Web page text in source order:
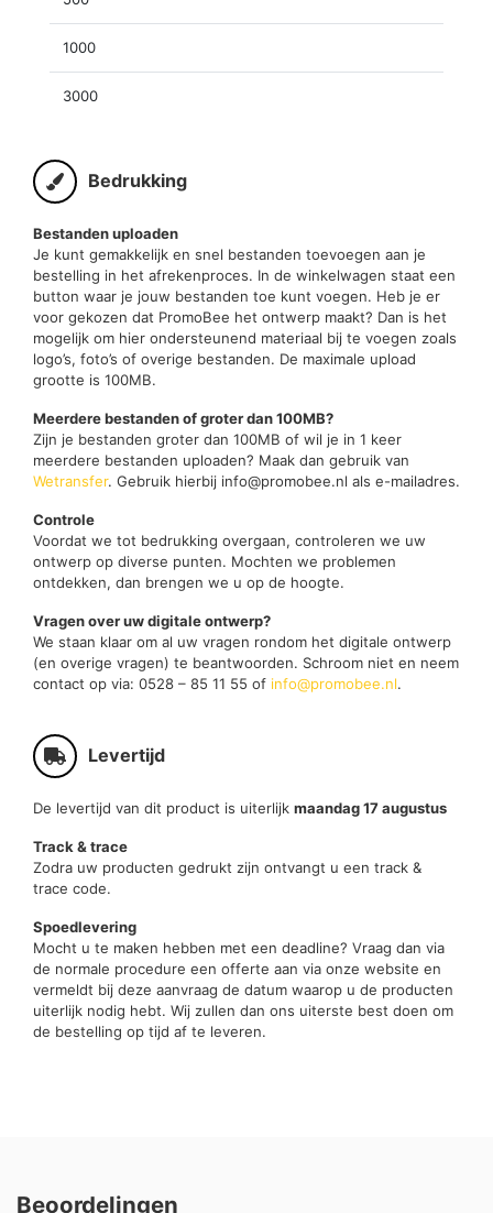
1000
3000
Bedrukking
Bestanden uploaden
Je kunt gemakkelijk en snel bestanden toevoegen aan je
bestelling in het afrekenproces. In de winkelwagen staat een
button waar je jouw bestanden toe kunt voegen. Heb je er
voor gekozen dat PromoBee het ontwerp maakt? Dan is het
mogelijk om hier ondersteunend materiaal bij te voegen zoals
logo’s, foto’s of overige bestanden. De maximale upload
grootte is 100MB.
Meerdere bestanden of groter dan 100MB?
Zijn je bestanden groter dan 100MB of wil je in 1 keer
meerdere bestanden uploaden? Maak dan gebruik van
Wetransfer. Gebruik hierbij info@promobee.nl als e-mailadres.
Controle
Voordat we tot bedrukking overgaan, controleren we uw
ontwerp op diverse punten. Mochten we problemen
ontdekken, dan brengen we u op de hoogte.
Vragen over uw digitale ontwerp?
We staan klaar om al uw vragen rondom het digitale ontwerp
(en overige vragen) te beantwoorden. Schroom niet en neem
contact op via: 0528 – 85 11 55 of info@promobee.nl.
Levertijd
De levertijd van dit product is uiterlijk maandag 17 augustus
Track & trace
Zodra uw producten gedrukt zijn ontvangt u een track &
trace code.
Spoedlevering
Mocht u te maken hebben met een deadline? Vraag dan via
de normale procedure een offerte aan via onze website en
vermeldt bij deze aanvraag de datum waarop u de producten
uiterlijk nodig hebt. Wij zullen dan ons uiterste best doen om
de bestelling op tijd af te leveren.
Beoordelingen